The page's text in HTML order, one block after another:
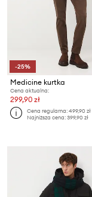
-25%
Medicine kurtka
Cena aktualna:
299,90 zł
Cena regularna:499,90 zł
Najniższa cena:399,90 zł